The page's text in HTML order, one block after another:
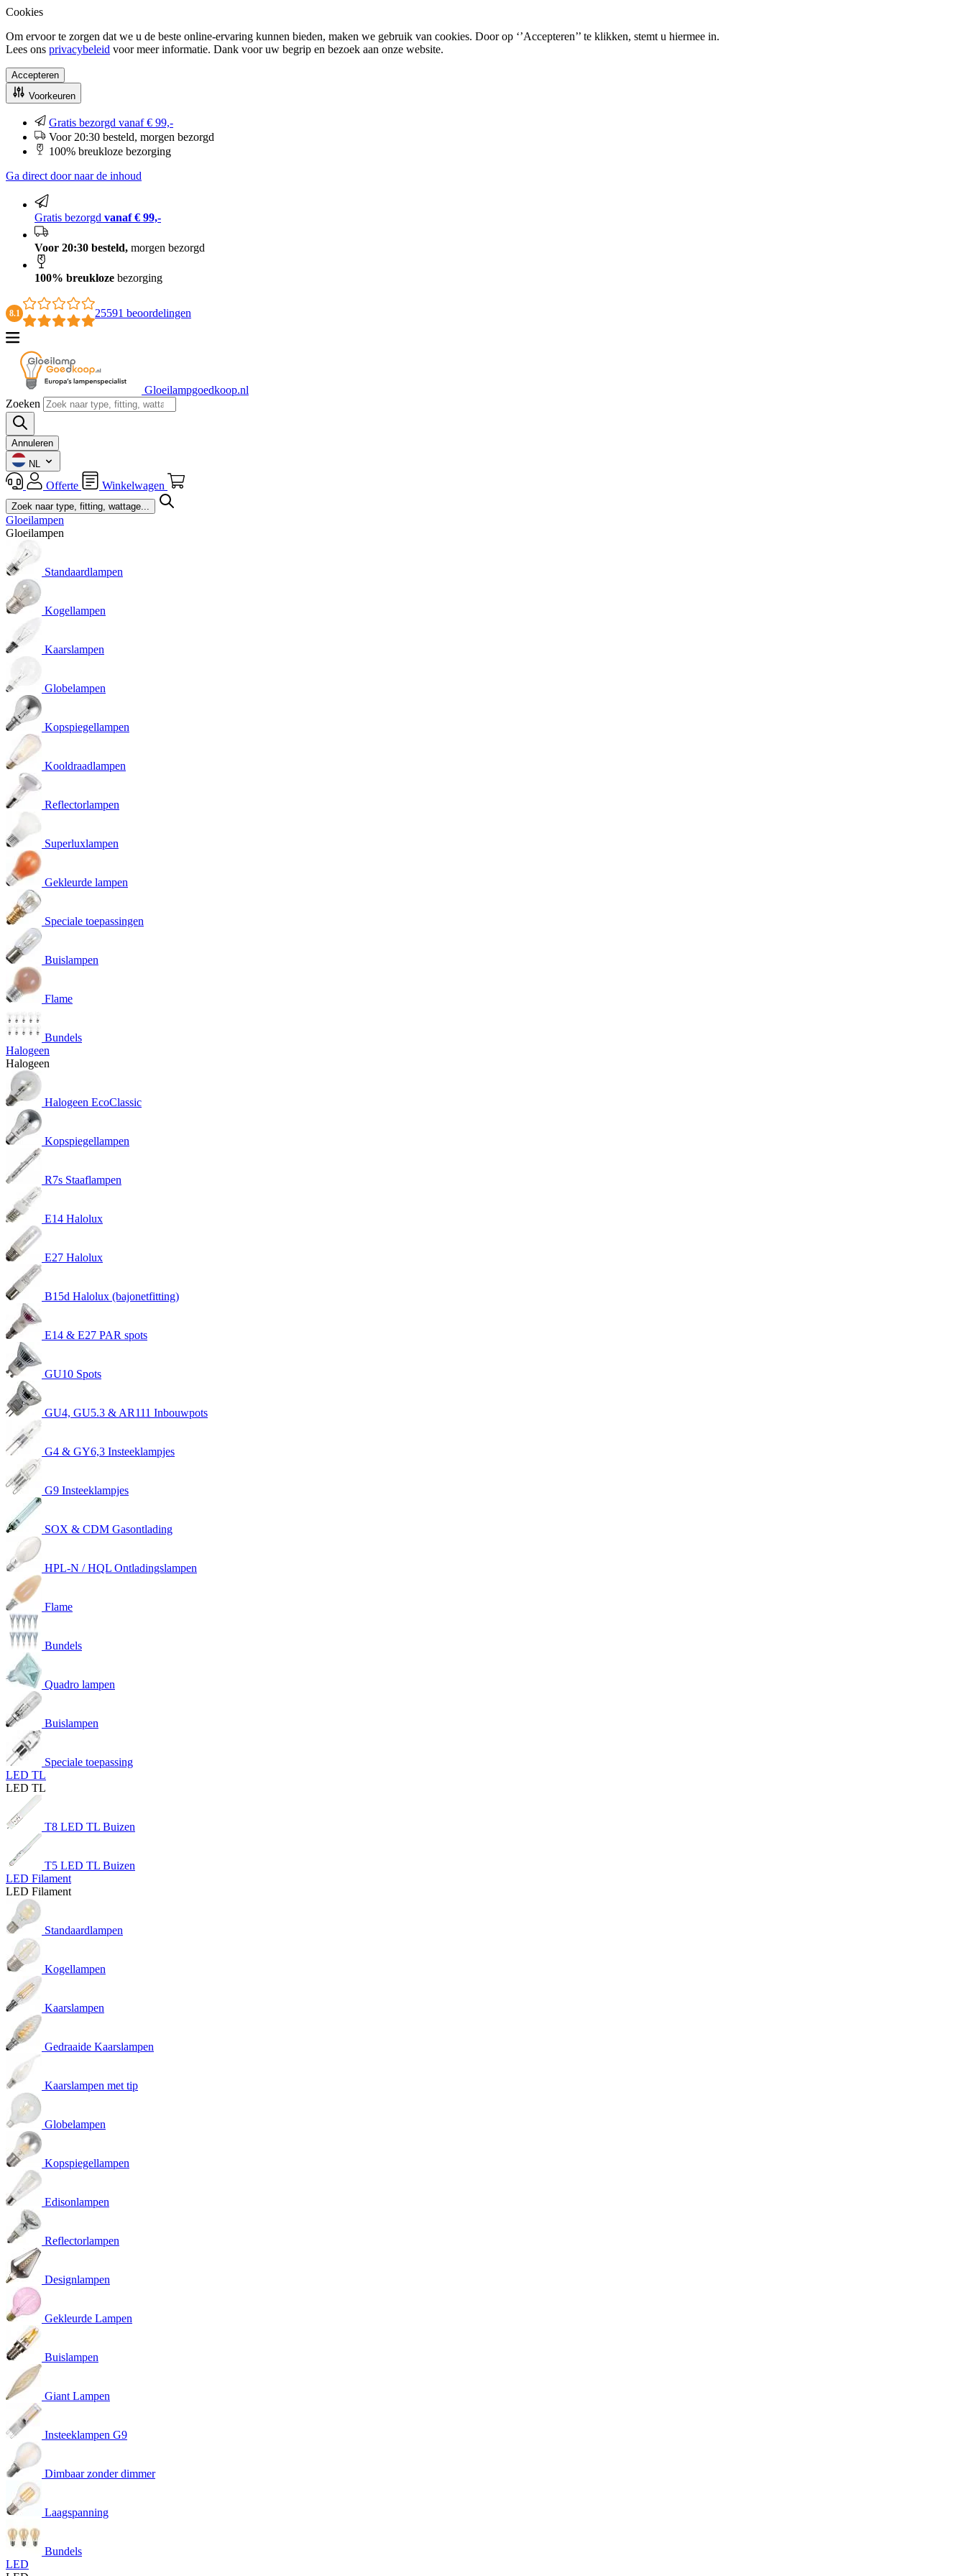
Cookies
Om ervoor te zorgen dat we u de beste online-ervaring kunnen bieden, maken we gebruik van cookies. Door op ‘’Accepteren’’ te klikken, stemt u hiermee in.
Lees ons privacybeleid voor meer informatie. Dank voor uw begrip en bezoek aan onze website.
Accepteren
Voorkeuren
Gratis bezorgd vanaf € 99,-
Voor 20:30 besteld, morgen bezorgd
100% breukloze bezorging
Ga direct door naar de inhoud
Gratis bezorgd vanaf € 99,-
Voor 20:30 besteld, morgen bezorgd
100% breukloze bezorging
8.1 25591 beoordelingen
Gloeilampgoedkoop.nl
Zoeken
Annuleren
NL
Offerte Winkelwagen
Gloeilampen
Gloeilampen
Standaardlampen
Kogellampen
Kaarslampen
Globelampen
Kopspiegellampen
Kooldraadlampen
Reflectorlampen
Superluxlampen
Gekleurde lampen
Speciale toepassingen
Buislampen
Flame
Bundels
Halogeen
Halogeen
Halogeen EcoClassic
Kopspiegellampen
R7s Staaflampen
E14 Halolux
E27 Halolux
B15d Halolux (bajonetfitting)
E14 & E27 PAR spots
GU10 Spots
GU4, GU5.3 & AR111 Inbouwpots
G4 & GY6,3 Insteeklampjes
G9 Insteeklampjes
SOX & CDM Gasontlading
HPL-N / HQL Ontladingslampen
Flame
Bundels
Quadro lampen
Buislampen
Speciale toepassing
LED TL
LED TL
T8 LED TL Buizen
T5 LED TL Buizen
LED Filament
LED Filament
Standaardlampen
Kogellampen
Kaarslampen
Gedraaide Kaarslampen
Kaarslampen met tip
Globelampen
Kopspiegellampen
Edisonlampen
Reflectorlampen
Designlampen
Gekleurde Lampen
Buislampen
Giant Lampen
Insteeklampen G9
Dimbaar zonder dimmer
Laagspanning
Bundels
LED